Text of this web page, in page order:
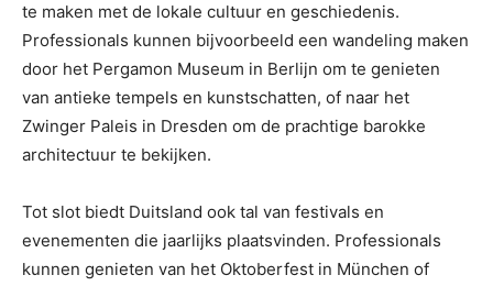
te maken met de lokale cultuur en geschiedenis.
Professionals kunnen bijvoorbeeld een wandeling maken
door het Pergamon Museum in Berlijn om te genieten
van antieke tempels en kunstschatten, of naar het
Zwinger Paleis in Dresden om de prachtige barokke
architectuur te bekijken.
Tot slot biedt Duitsland ook tal van festivals en
evenementen die jaarlijks plaatsvinden. Professionals
kunnen genieten van het Oktoberfest in München of